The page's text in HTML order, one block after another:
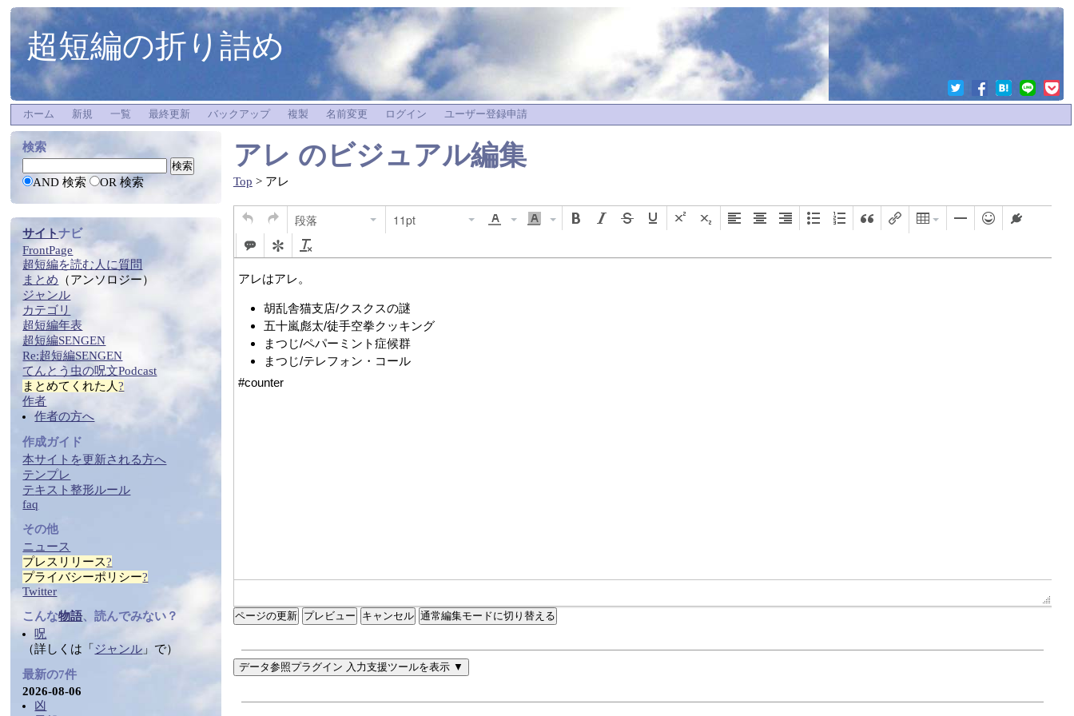
超短編の折り詰め
ホーム 新規 一覧 最終更新 バックアップ 複製 名前変更 ログイン ユーザー登録申請
アレ のビジュアル編集
Top > アレ
段落 11pt
ページの更新 通常編集モードに切り替える
データ参照プラグイン 入力支援ツールを表示 ▼
検索
AND 検索 OR 検索
サイトナビ
FrontPage
超短編を読む 人に質問
まとめ （アンソロジー）
ジャンル
カテゴリ
超短編年表
超短編SENGEN
Re:超短編SENGEN
てんとう虫の呪文Podcast
まとめてくれた人?
作者
作者の方へ
作成ガイド
本サイトを更新される方へ
テンプレ
テキス ト整形ルール
faq
その他
ニュース
プレスリリース?
プライバシーポリシー?
Twitter
こんな物語、読んでみない？
呪
（詳しくは「 ジャンル 」で）
最新の7件
2026-08-06
凶